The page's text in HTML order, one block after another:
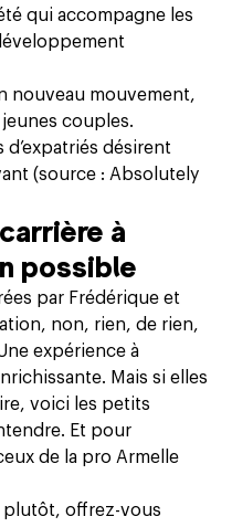
qui accompagne les
nouveau mouvement,
couples.
d’expatriés désirent
(source : Absolutely
à
possible
par Frédérique et
non, rien, de rien,
expérience à
Mais si elles
voici les petits
Et pour
de la pro Armelle
plutôt, offrez-vous